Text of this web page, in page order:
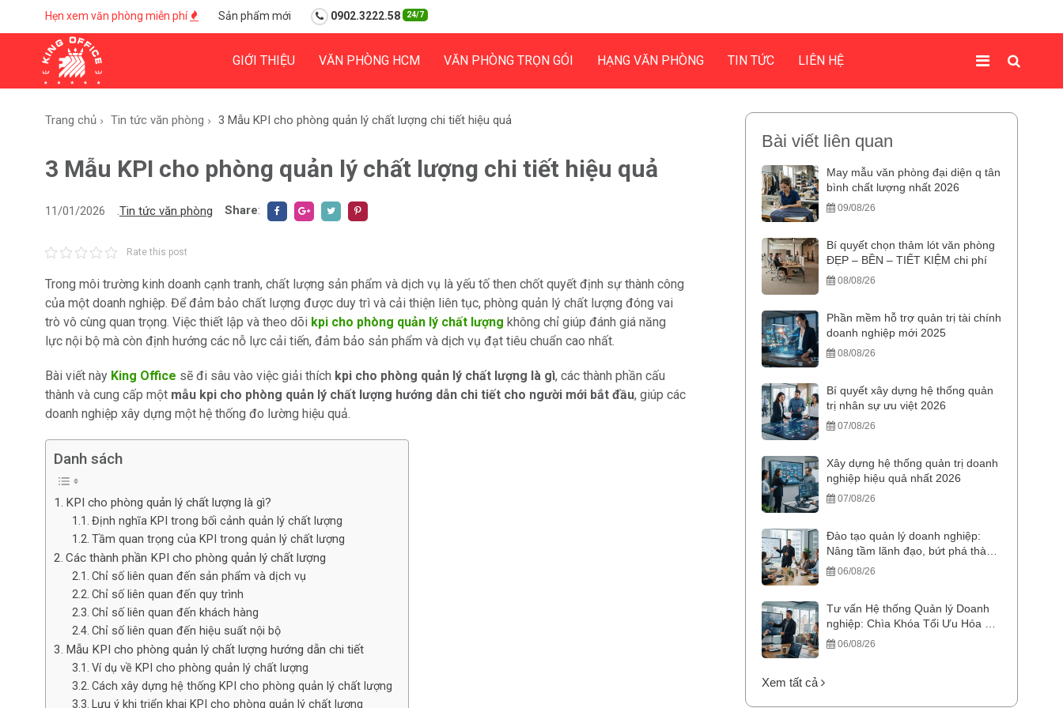
Hẹn xem văn phòng miễn phí Sản phẩm mới 0902.3222.58 24/7
GIỚI THIỆU VĂN PHÒNG HCM VĂN PHÒNG TRỌN GÓI HẠNG VĂN PHÒNG TIN TỨC LIÊN HỆ
Trang chủ Tin tức văn phòng 3 Mẫu KPI cho phòng quản lý chất lượng chi tiết hiệu quả
3 Mẫu KPI cho phòng quản lý chất lượng chi tiết hiệu quả
11/01/2026 .Tin tức văn phòng Share:
Rate this post
Trong môi trường kinh doanh cạnh tranh, chất lượng sản phẩm và dịch vụ là yếu tố then chốt quyết định sự thành công
của một doanh nghiệp. Để đảm bảo chất lượng được duy trì và cải thiện liên tục, phòng quản lý chất lượng đóng vai
trò vô cùng quan trọng. Việc thiết lập và theo dõi kpi cho phòng quản lý chất lượng không chỉ giúp đánh giá năng
lực nội bộ mà còn định hướng các nỗ lực cải tiến, đảm bảo sản phẩm và dịch vụ đạt tiêu chuẩn cao nhất.
Bài viết này King Office sẽ đi sâu vào việc giải thích kpi cho phòng quản lý chất lượng là gì, các thành phần cấu
thành và cung cấp một mẫu kpi cho phòng quản lý chất lượng hướng dẫn chi tiết cho người mới bắt đầu, giúp các
doanh nghiệp xây dựng một hệ thống đo lường hiệu quả.
Danh sách
KPI cho phòng quản lý chất lượng là gì?
Định nghĩa KPI trong bối cảnh quản lý chất lượng
Tầm quan trọng của KPI trong quản lý chất lượng
Các thành phần KPI cho phòng quản lý chất lượng
Chỉ số liên quan đến sản phẩm và dịch vụ
Chỉ số liên quan đến quy trình
Chỉ số liên quan đến khách hàng
Chỉ số liên quan đến hiệu suất nội bộ
Mẫu KPI cho phòng quản lý chất lượng hướng dẫn chi tiết
Ví dụ về KPI cho phòng quản lý chất lượng
Cách xây dựng hệ thống KPI cho phòng quản lý chất lượng
Lưu ý khi triển khai KPI cho phòng quản lý chất lượng
Bài viết liên quan
May mẫu văn phòng đại diện q tân
bình chất lượng nhất 2026
09/08/26
Bí quyết chọn thảm lót văn phòng
ĐẸP – BỀN – TIẾT KIỆM chi phí
08/08/26
Phần mềm hỗ trợ quản trị tài chính
doanh nghiệp mới 2025
08/08/26
Bí quyết xây dựng hệ thống quản
trị nhân sự ưu việt 2026
07/08/26
Xây dựng hệ thống quản trị doanh
nghiệp hiệu quả nhất 2026
07/08/26
Đào tạo quản lý doanh nghiệp:
Nâng tầm lãnh đạo, bứt phá thành
công06/08/26
Tư vấn Hệ thống Quản lý Doanh
nghiệp: Chìa Khóa Tối Ưu Hóa &
Bứt Phá Doanh Thu
06/08/26
Xem tất cả